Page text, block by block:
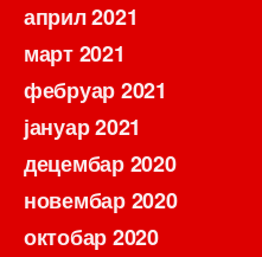
април 2021
март 2021
фебруар 2021
јануар 2021
децембар 2020
новембар 2020
октобар 2020